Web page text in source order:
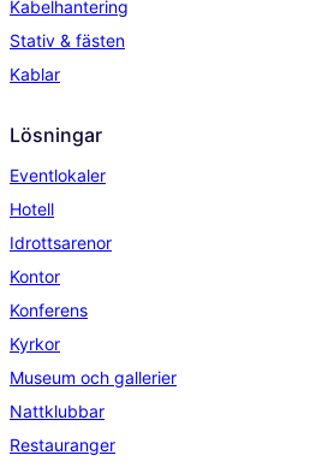
Kabelhantering
Stativ & fästen
Kablar
Lösningar
Eventlokaler
Hotell
Idrottsarenor
Kontor
Konferens
Kyrkor
Museum och gallerier
Nattklubbar
Restauranger